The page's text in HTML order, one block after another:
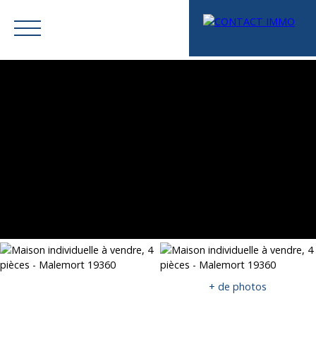
Mes favoris Espace vendeur Estimation
+ de photos